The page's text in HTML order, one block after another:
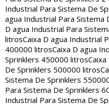
Industrial Para Sistema De
agua Industrial Para
D agua Industrial Para
litrosCaixa D agua Industrial
400000 litrosCaixa D agua
Sprinklers 450000 litros
De Sprinklers 500000 litros
Sistema De Sprinklers
Para Sistema De Sprinklers
Industrial Para Sistema De